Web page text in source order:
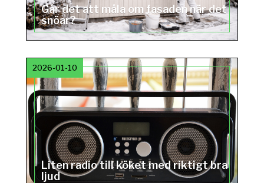
Går det att måla om fasaden när det
snöar?
Liten radio till köket med riktigt bra
ljud
2026-01-10